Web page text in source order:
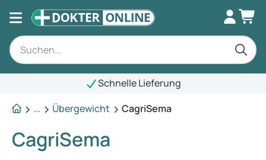
Schnelle Lieferung
...
Übergewicht CagriSema
CagriSema